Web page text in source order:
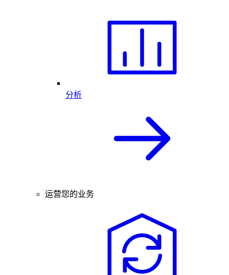
分析
运营您的业务